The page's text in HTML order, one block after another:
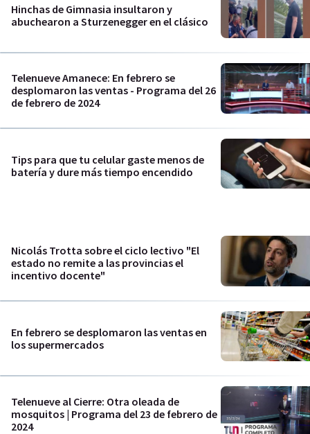
Hinchas de Gimnasia insultaron y
abuchearon a Sturzenegger en el clásico
Telenueve Amanece: En febrero se
desplomaron las ventas - Programa del 26
de febrero de 2024
Tips para que tu celular gaste menos de
batería y dure más tiempo encendido
Nicolás Trotta sobre el ciclo lectivo "El
estado no remite a las provincias el
incentivo docente"
En febrero se desplomaron las ventas en
los supermercados
Telenueve al Cierre: Otra oleada de
mosquitos | Programa del 23 de febrero de
2024